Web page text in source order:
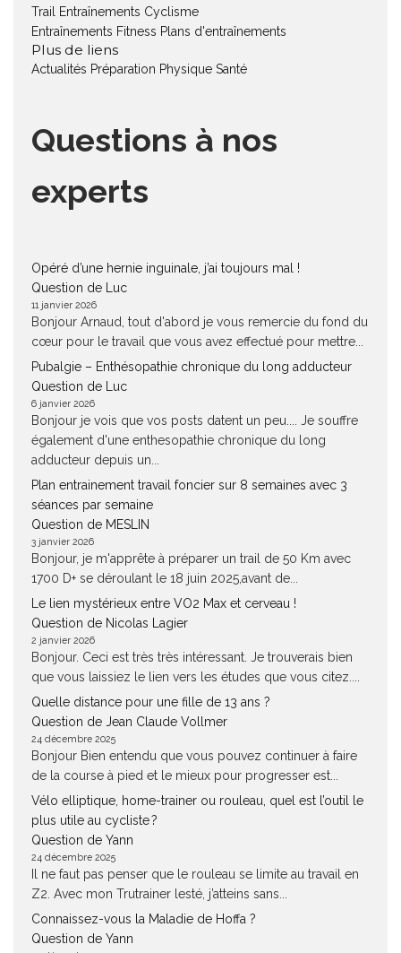
Trail
Entraînements Cyclisme
Entraînements Fitness Plans d'entraînements
Plus de liens
Actualités Préparation Physique Santé
Questions à nos
experts
Opéré d’une hernie inguinale, j’ai toujours mal !
Question de Luc
11 janvier 2026
Bonjour Arnaud, tout d'abord je vous remercie du fond du
cœur pour le travail que vous avez effectué pour mettre...
Pubalgie – Enthésopathie chronique du long adducteur
Question de Luc
6 janvier 2026
Bonjour je vois que vos posts datent un peu.... Je souffre
également d'une enthesopathie chronique du long
adducteur depuis un...
Plan entrainement travail foncier sur 8 semaines avec 3
séances par semaine
Question de MESLIN
3 janvier 2026
Bonjour, je m'apprête à préparer un trail de 50 Km avec
1700 D+ se déroulant le 18 juin 2025,avant de...
Le lien mystérieux entre VO2 Max et cerveau !
Question de Nicolas Lagier
2 janvier 2026
Bonjour. Ceci est très très intéressant. Je trouverais bien
que vous laissiez le lien vers les études que vous citez....
Quelle distance pour une fille de 13 ans ?
Question de Jean Claude Vollmer
24 décembre 2025
Bonjour Bien entendu que vous pouvez continuer à faire
de la course à pied et le mieux pour progresser est...
Vélo elliptique, home-trainer ou rouleau, quel est l’outil le
plus utile au cycliste ?
Question de Yann
24 décembre 2025
Il ne faut pas penser que le rouleau se limite au travail en
Z2. Avec mon Trutrainer lesté, j’atteins sans...
Connaissez-vous la Maladie de Hoffa ?
Question de Yann